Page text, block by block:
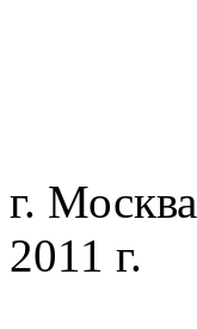
г. Москва
2011 г.